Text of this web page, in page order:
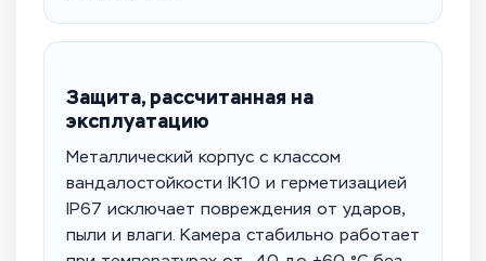
Защита, рассчитанная на
эксплуатацию
Металлический корпус с классом
вандалостойкости IK10 и герметизацией
IP67 исключает повреждения от ударов,
пыли и влаги. Камера стабильно работает